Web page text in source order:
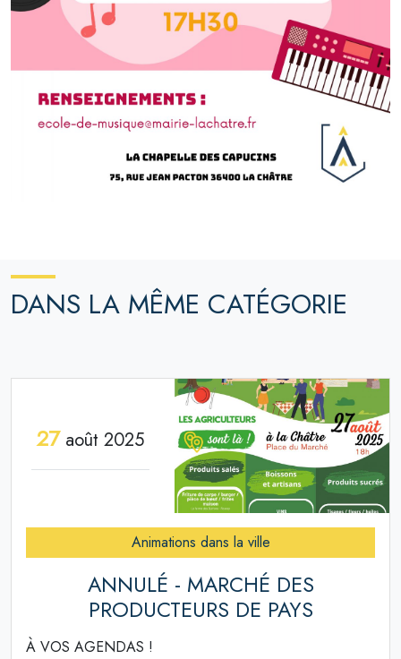
DANS LA MÊME CATÉGORIE
27août 2025
Animations dans la ville
ANNULÉ - MARCHÉ DES
PRODUCTEURS DE PAYS
À VOS AGENDAS !